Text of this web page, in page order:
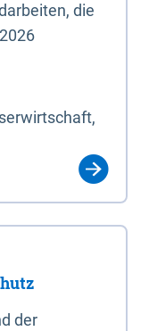
die
der